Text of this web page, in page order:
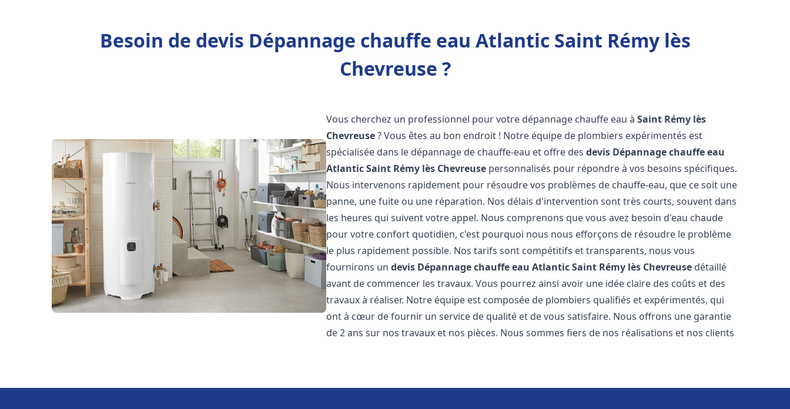
Besoin de devis Dépannage chauffe eau Atlantic Saint Rémy lès
Chevreuse ?
Vous cherchez un professionnel pour votre dépannage chauffe eau àSaint Rémy lès
Chevreuse? Vous êtes au bon endroit ! Notre équipe de plombiers expérimentés est
spécialisée dans le dépannage de chauffe-eau et offre desdevis Dépannage chauffe eau
AtlanticSaint Rémy lès Chevreuse personnalisés pour répondre à vos besoins spécifiques.
Nous intervenons rapidement pour résoudre vos problèmes de chauffe-eau, que ce soit une
panne, une fuite ou une réparation. Nos délais d'intervention sont très courts, souvent dans
les heures qui suivent votre appel. Nous comprenons que vous avez besoin d'eau chaude
pour votre confort quotidien, c'est pourquoi nous nous efforçons de résoudre le problème
le plus rapidement possible. Nos tarifs sont compétitifs et transparents, nous vous
fournirons undevis Dépannage chauffe eau AtlanticSaint Rémy lès Chevreuse détaillé
avant de commencer les travaux. Vous pourrez ainsi avoir une idée claire des coûts et des
travaux à réaliser. Notre équipe est composée de plombiers qualifiés et expérimentés, qui
ont à cœur de fournir un service de qualité et de vous satisfaire. Nous offrons une garantie
de 2 ans sur nos travaux et nos pièces. Nous sommes fiers de nos réalisations et nos clients